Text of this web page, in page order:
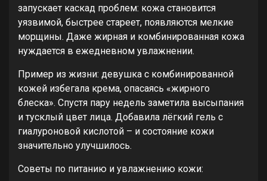
запускает каскад проблем: кожа становится
уязвимой, быстрее стареет, появляются мелкие
морщины. Даже жирная и комбинированная кожа
нуждается в ежедневном увлажнении.
Пример из жизни: девушка с комбинированной
кожей избегала крема, опасаясь «жирного
блеска». Спустя пару недель заметила высыпания
и тусклый цвет лица. Добавила лёгкий гель с
гиалуроновой кислотой – и состояние кожи
значительно улучшилось.
Советы по питанию и увлажнению кожи: